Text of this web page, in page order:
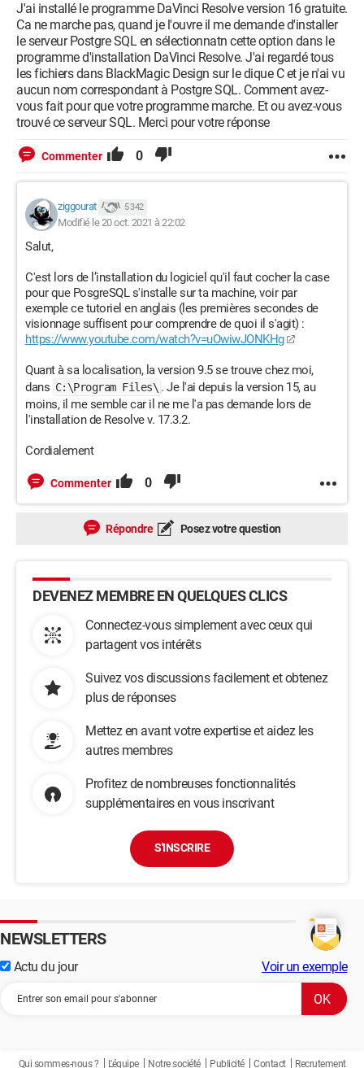
J'ai installé le programme DaVinci Resolve version 16 gratuite.
Ca ne marche pas, quand je l'ouvre il me demande d'installer
le serveur Postgre SQL en sélectionnatn cette option dans le
programme d'installation DaVinci Resolve. J'ai regardé tous
les fichiers dans BlackMagic Design sur le dique C et je n'ai vu
aucun nom correspondant à Postgre SQL. Comment avez-
vous fait pour que votre programme marche. Et ou avez-vous
trouvé ce serveur SQL. Merci pour votre réponse
Commenter 0
ziggourat 5 342
Modifié le 20 oct. 2021 à 22:02
Salut,
C'est lors de l’installation du logiciel qu'il faut cocher la case
pour que PosgreSQL s'installe sur ta machine, voir par
exemple ce tutoriel en anglais (les premières secondes de
visionnage suffisent pour comprendre de quoi il s'agit) :
https://www.youtube.com/watch?v=uOwiwJONKHg
Quant à sa localisation, la version 9.5 se trouve chez moi,
dans C:\Program Files\ . Je l'ai depuis la version 15, au
moins, il me semble car il ne me l'a pas demande lors de
l'installation de Resolve v. 17.3.2.
Cordialement
Commenter 0
Répondre Posez votre question
DEVENEZ MEMBRE EN QUELQUES CLICS
Connectez-vous simplement avec ceux qui
partagent vos intérêts
Suivez vos discussions facilement et obtenez
plus de réponses
Mettez en avant votre expertise et aidez les
autres membres
Profitez de nombreuses fonctionnalités
supplémentaires en vous inscrivant
S'INSCRIRE
NEWSLETTERS
Actu du jour Voir un exemple
Qui sommes-nous ? L'équipe Notre société Publicité Contact Recrutement